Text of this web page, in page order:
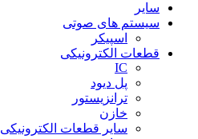
سایر
سیستم های صوتی
اسپیکر
قطعات الکترونیکی
IC
پل دیود
ترانزیستور
خازن
سایر قطعات الکترونیکی